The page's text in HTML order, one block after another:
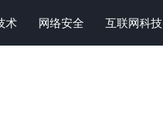
术 网络安全 互联网科技